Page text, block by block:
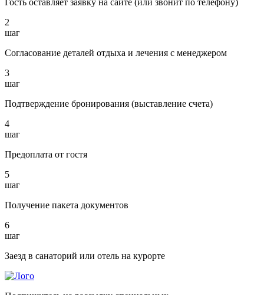
2
шаг
Согласование деталей отдыха и лечения с менеджером
3
шаг
Подтверждение бронирования (выставление счета)
4
шаг
Предоплата от гостя
5
шаг
Получение пакета документов
6
шаг
Заезд в санаторий или отель на курорте